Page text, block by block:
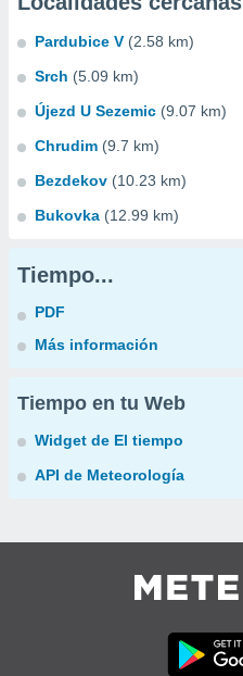
Pardubice V (2.58 km)
Srch (5.09 km)
Újezd U Sezemic (9.07 km)
Chrudim (9.7 km)
Bezdekov (10.23 km)
Bukovka (12.99 km)
Tiempo...
PDF
Más información
Tiempo en tu Web
Widget de El tiempo
API de Meteorología